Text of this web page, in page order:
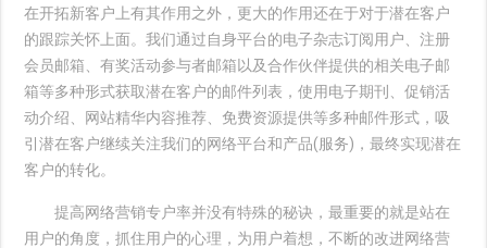
在开拓新客户上有其作用之外，更大的作用还在于对于潜在客户
的跟踪关怀上面。我们通过自身平台的电子杂志订阅用户、注册
会员邮箱、有奖活动参与者邮箱以及合作伙伴提供的相关电子邮
箱等多种形式获取潜在客户的邮件列表，使用电子期刊、促销活
动介绍、网站精华内容推荐、免费资源提供等多种邮件形式，吸
引潜在客户继续关注我们的网络平台和产品(服务)，最终实现潜在
客户的转化。
提高网络营销专户率并没有特殊的秘诀，最重要的就是站在
用户的角度，抓住用户的心理，为用户着想，不断的改进网络营